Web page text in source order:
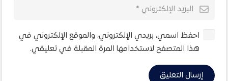
احفظ اسمي، بريدي الإلكتروني، والموقع الإلكتروني في
هذا المتصفح لاستخدامها المرة المقبلة في تعليقي.
إرسال التعليق